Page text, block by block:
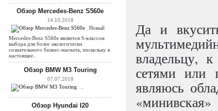
Обзор Mercedes-Benz S560e
14.10.2018
Новый
Mercedes-Benz S560e является S-классом
выбора для более экологически
сознательного бизнес-магната, поскольку в
настоящее..
Обзор BMW M3 Touring
07.07.2018
Обзор Hyundai I20
Да и
владельцу,
сетями или
являюсь